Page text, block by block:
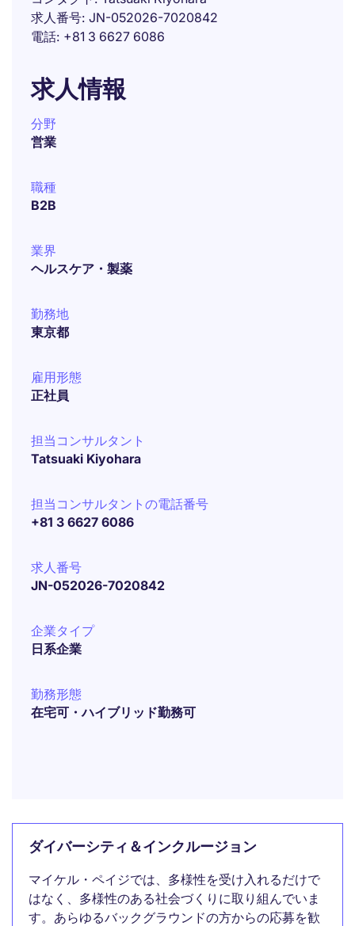
求人番号 JN-052026-7020842
電話 +81 3 6627 6086
求人情報
分野
営業
職種
B2B
業界
ヘルスケア・製薬
勤務地
東京都
雇用形態
正社員
担当コンサルタント
Tatsuaki Kiyohara
担当コンサルタントの電話番号
+81 3 6627 6086
求人番号
JN-052026-7020842
企業タイプ
日系企業
勤務形態
在宅可・ハイブリッド勤務可
ダイバーシティ＆インクルージョン
マイケル・ペイジでは、多様性を受け入れるだけで
はなく、多様性のある社会づくりに取り組んでいま
す。あらゆるバックグラウンドの方からの応募を歓